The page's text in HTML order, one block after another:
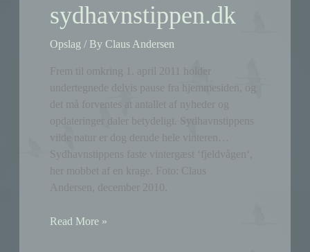
sydhavnstippen.dk
Opslag / ByClaus Andersen
undertegnede delvis pause fra hjemmesiden, og
det må forventes at antallet af nyheder og
opdateringer daler betydeligt. Sydhavnstippens
Sydhavnstippens faste vintergæst ‘fjeldvågen‘,
her mobbet af en krage. Foto: Claus
Andersen, december 2010.
Lavt
Read More »